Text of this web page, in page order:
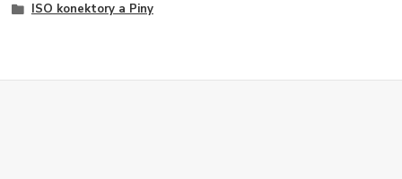
ISO konektory a Piny